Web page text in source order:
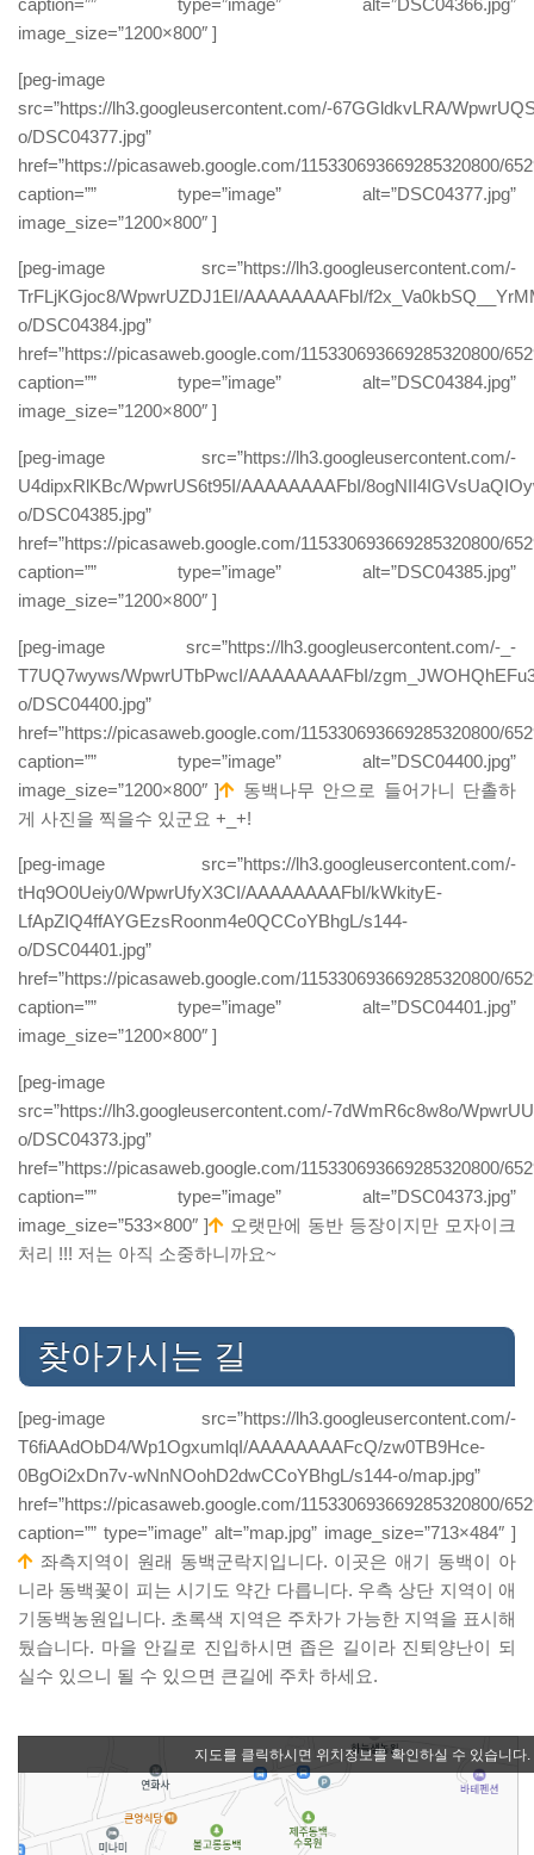
caption=”” type=”image” alt=”DSC04366.jpg”
image_size=”1200×800″ ]
[peg-image
src=”https://lh3.googleusercontent.com/-67GGldkvLRA/
o/DSC04377.jpg”
href=”https://picasaweb.google.com/115330693669285320800/
caption=”” type=”image” alt=”DSC04377.jpg”
image_size=”1200×800″ ]
[peg-image src=”https://lh3.googleusercontent.com/-
TrFLjKGjoc8/WpwrUZDJ1EI/AAAAAAAAFbI/
o/DSC04384.jpg”
href=”https://picasaweb.google.com/115330693669285320800/
caption=”” type=”image” alt=”DSC04384.jpg”
image_size=”1200×800″ ]
[peg-image src=”https://lh3.googleusercontent.com/-
U4dipxRlKBc/WpwrUS6t95I/AAAAAAAAFbI/
o/DSC04385.jpg”
href=”https://picasaweb.google.com/115330693669285320800/
caption=”” type=”image” alt=”DSC04385.jpg”
image_size=”1200×800″ ]
[peg-image src=”https://lh3.googleusercontent.com/-_-
T7UQ7wyws/WpwrUTbPwcI/AAAAAAAAFbI/
o/DSC04400.jpg”
href=”https://picasaweb.google.com/115330693669285320800/
caption=”” type=”image” alt=”DSC04400.jpg”
image_size=”1200×800″ ]
동백나무 안으로 들어가니 단촐하
게 사진을 찍을수 있군요 +_+!
[peg-image src=”https://lh3.googleusercontent.com/-
tHq9O0Ueiy0/WpwrUfyX3CI/AAAAAAAAFbI/kWkityE-
LfApZIQ4ffAYGEzsRoonm4e0QCCoYBhgL/s144-
o/DSC04401.jpg”
href=”https://picasaweb.google.com/115330693669285320800/
caption=”” type=”image” alt=”DSC04401.jpg”
image_size=”1200×800″ ]
[peg-image
src=”https://lh3.googleusercontent.com/-7dWmR6c8w8o/
o/DSC04373.jpg”
href=”https://picasaweb.google.com/115330693669285320800/
caption=”” type=”image” alt=”DSC04373.jpg”
image_size=”533×800″ ]
오랫만에 동반 등장이지만 모자이크
처리 !!! 저는 아직 소중하니까요~
찾아가시는 길
[peg-image src=”https://lh3.googleusercontent.com/-
T6fiAAdObD4/Wp1OgxumlqI/AAAAAAAAFcQ/zw0TB9Hce-
0BgOi2xDn7v-wNnNOohD2dwCCoYBhgL/s144-o/map.jpg”
href=”https://picasaweb.google.com/115330693669285320800/
caption=”” type=”image” alt=”map.jpg” image_size=”713×484″ ]
좌측지역이 원래 동백군락지입니다. 이곳은 애기 동백이 아
니라 동백꽃이 피는 시기도 약간 다릅니다. 우측 상단 지역이 애
기동백농원입니다. 초록색 지역은 주차가 가능한 지역을 표시해
뒀습니다. 마을 안길로 진입하시면 좁은 길이라 진퇴양난이 되
실수 있으니 될 수 있으면 큰길에 주차 하세요.
지도를 클릭하시면 위치정보를 확인하실 수 있습니다.